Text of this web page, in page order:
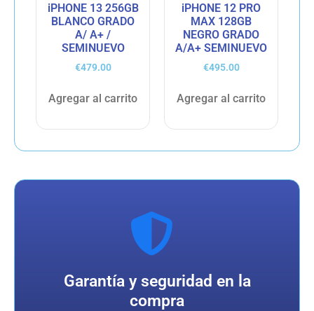
iPHONE 13 256GB
BLANCO GRADO
A/ A+ /
SEMINUEVO
€479.00
Agregar al carrito
iPHONE 12 PRO
MAX 128GB
NEGRO GRADO
A/A+ SEMINUEVO
€495.00
Agregar al carrito
Garantía y seguridad en la
compra